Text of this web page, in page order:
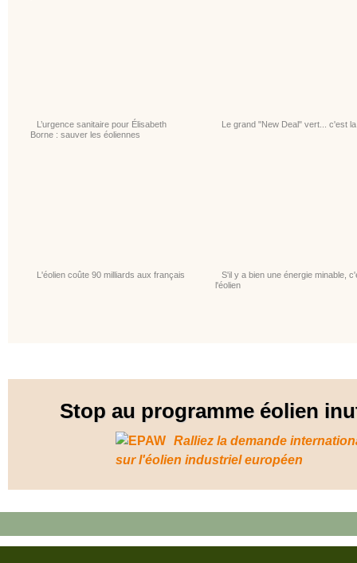
L’urgence sanitaire pour Élisabeth
Borne : sauver les éoliennes
Le grand "New Deal" vert... c'est
L'éolien coûte 90 milliards aux français
S'il y a bien une énergie minable,
l'éolien
Stop au programme éolien
Ralliez la demande
sur l'éolien industriel européen